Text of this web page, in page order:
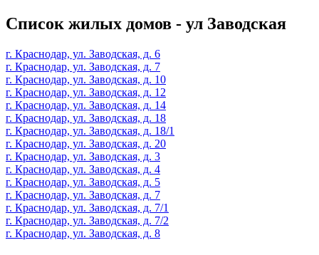
Список жилых домов - ул Заводская
г. Краснодар, ул. Заводская, д. 6
г. Краснодар, ул. Заводская, д. 7
г. Краснодар, ул. Заводская, д. 10
г. Краснодар, ул. Заводская, д. 12
г. Краснодар, ул. Заводская, д. 14
г. Краснодар, ул. Заводская, д. 18
г. Краснодар, ул. Заводская, д. 18/1
г. Краснодар, ул. Заводская, д. 20
г. Краснодар, ул. Заводская, д. 3
г. Краснодар, ул. Заводская, д. 4
г. Краснодар, ул. Заводская, д. 5
г. Краснодар, ул. Заводская, д. 7
г. Краснодар, ул. Заводская, д. 7/1
г. Краснодар, ул. Заводская, д. 7/2
г. Краснодар, ул. Заводская, д. 8